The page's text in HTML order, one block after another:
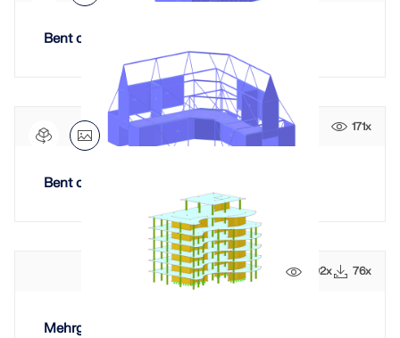
Bent on Destruction, Level "Earth"
171x
Bent on Destruction, Level "Air"
202x 76x
Mehrgeschossiges Gebäude